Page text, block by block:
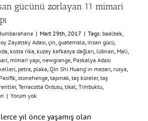
gücünü zorlayan 11 mimari
| Mart 29th, 2017 | Tags: baalbek
Zayatsky Adası çin guatemala insan gücü
kosta rika kuzey kafkasya dağları lübnan Mali
mimari yapı newgrange Paskalya Adası
petra plaka Qin Shi Huang'ın mezarı rusya
stonehenge tapınak taş küreler, taş
, Terracotta Ordusu tikal Timbuktu
| Yorum yok
yıl önce yaşamış olan